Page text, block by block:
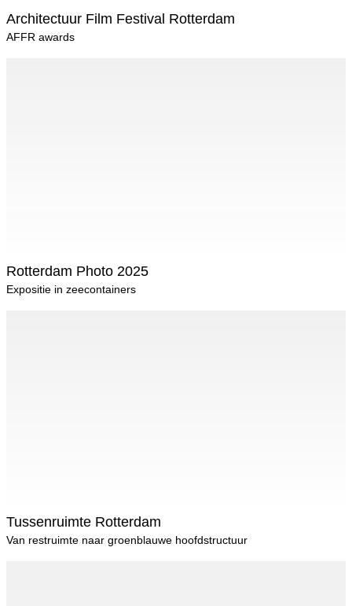
Architectuur Film Festival Rotterdam
AFFR awards
Rotterdam Photo 2025
Expositie in zeecontainers
Tussenruimte Rotterdam
Van restruimte naar groenblauwe hoofdstructuur